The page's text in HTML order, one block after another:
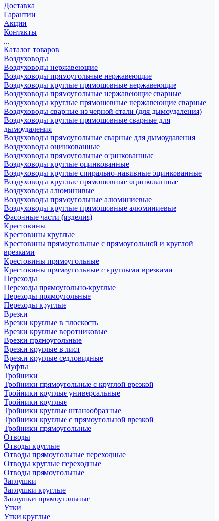
Доставка
Гарантии
Акции
Контакты
...
Каталог товаров
Воздуховоды
Воздуховоды нержавеющие
Воздуховоды прямоугольные нержавеющие
Воздуховоды круглые прямошовные нержавеющие
Воздуховоды прямоугольные нержавеющие сварные
Воздуховоды круглые прямошовные нержавеющие сварные
Воздуховоды сварные из черной стали (для дымоудаления)
Воздуховоды круглые прямошовные сварные для
дымоудаления
Воздуховоды прямоугольные сварные для дымоудаления
Воздуховоды оцинкованные
Воздуховоды прямоугольные оцинкованные
Воздуховоды круглые оцинкованные
Воздуховоды круглые спирально-навивные оцинкованные
Воздуховоды круглые прямошовные оцинкованные
Воздуховоды алюминивые
Воздуховоды прямоугольные алюминиевые
Воздуховоды круглые прямошовные алюминиевые
Фасонные части (изделия)
Крестовины
Крестовины круглые
Крестовины прямоугольные с прямоугольной и круглой
врезками
Крестовины прямоугольные
Крестовины прямоугольные с круглыми врезками
Переходы
Переходы прямоугольно-круглые
Переходы прямоугольные
Переходы круглые
Врезки
Врезки круглые в плоскость
Врезки круглые воротниковые
Врезки прямоугольные
Врезки круглые в лист
Врезки круглые седловидные
Муфты
Тройники
Тройники прямоугольные с круглой врезкой
Тройники круглые универсальные
Тройники круглые
Тройники круглые штанообразные
Тройники круглые с прямоугольной врезкой
Тройники прямоугольные
Отводы
Отводы круглые
Отводы прямоугольные переходные
Отводы круглые переходные
Отводы прямоугольные
Заглушки
Заглушки круглые
Заглушки прямоугольные
Утки
Утки круглые